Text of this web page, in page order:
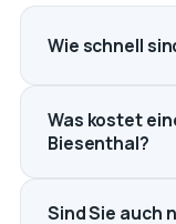
Wie schnell
Was kostet
Biesenthal?
Sind Sie auch